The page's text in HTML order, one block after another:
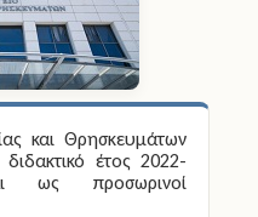
και Θρησκευμάτων
έτος 2022-
ως προσωρινοί